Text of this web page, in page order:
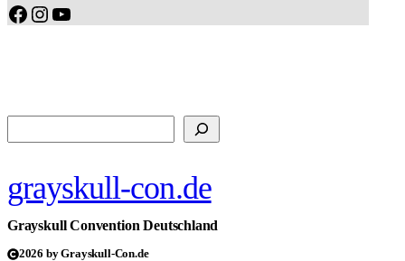
Facebook
Instagram
YouTube
grayskull-con.de
Grayskull Convention Deutschland
2026 by Grayskull-Con.de